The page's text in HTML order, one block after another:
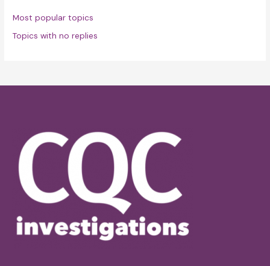
Most popular topics
Topics with no replies